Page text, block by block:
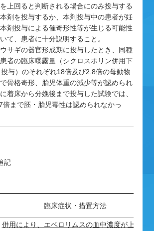
上回ると判断される場合にのみ投与する
剤を投与するか、本剤投与中の患者が妊
剤投与による催奇形性等が生じる可能性
て、患者に十分説明すること。
サギの器官形成期に投与したとき、 同種
者の臨床曝露量（シクロスポリン併用下
与）のそれぞれ18倍及び2.8倍の母動物
骨格奇形、胎児体重の減少等が認められ
着床から分娩後まで投与した試験では、
倍まで胚・胎児毒性は認められなかっ
記
臨床症状・措置方法
併用により、エベロリムスの血中濃度が上昇す